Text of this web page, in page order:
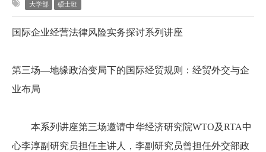
大学部 硕士班
国际企业经营法律风险实务探讨系列讲座
第三场—地缘政治变局下的国际经贸规则：经贸外交与企
业布局
本系列讲座第三场邀请中华经济研究院WTO及RTA中
心李淳副研究员担任主讲人，李副研究员曾担任外交部政